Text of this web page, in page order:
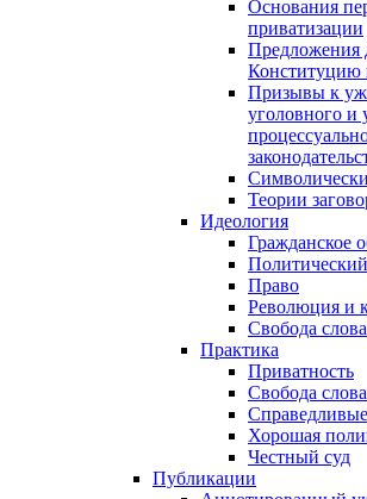
Основания
приватизации
Предложения
Конституцию
Призывы к
уголовного и
Теории
Идеология
Гражданское
Право
Революция и
Свобода слова
Практика
Приватность
Свобода слова
Хорошая
Честный суд
Публикации